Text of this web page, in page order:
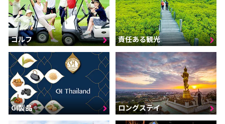
ゴルフ 責任ある観光
GI製品 ロングステイ